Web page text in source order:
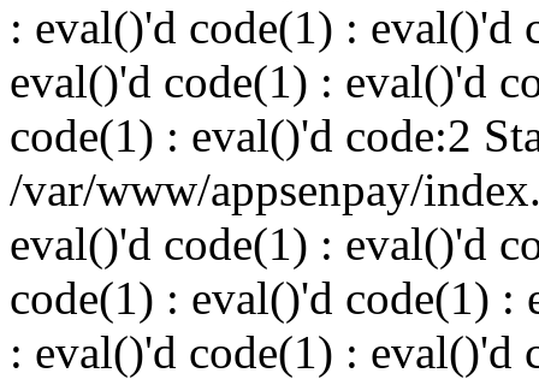
: eval()'d code(1) : eval()'d
eval()'d code(1) : eval()'d
code(1) : eval()'d code:2
/var/www/appsenpay/
eval()'d code(1) : eval()'d
code(1) : eval()'d code(1) :
: eval()'d code(1) : eval()'d